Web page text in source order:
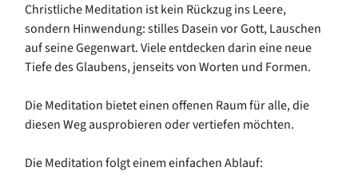
Christliche Meditation ist kein Rückzug ins Leere,
sondern Hinwendung: stilles Dasein vor Gott, Lauschen
auf seine Gegenwart. Viele entdecken darin eine neue
Tiefe des Glaubens, jenseits von Worten und Formen.
Die Meditation bietet einen offenen Raum für alle, die
diesen Weg ausprobieren oder vertiefen möchten.
Die Meditation folgt einem einfachen Ablauf: